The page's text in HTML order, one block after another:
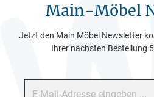
Main-Möbel
Jetzt den Main Möbel Newsletter
Ihrer nächsten Bestellung